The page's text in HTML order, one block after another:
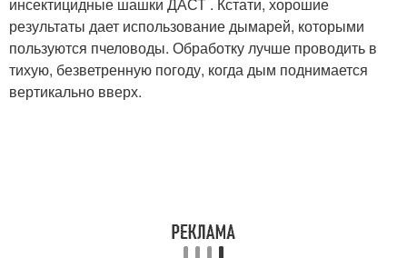
результаты дает использование дымарей, которыми
пользуются пчеловоды. Обработку лучше проводить в
тихую, безветренную погоду, когда дым поднимается
вертикально вверх.